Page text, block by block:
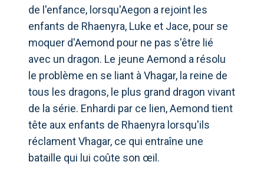
de l'enfance, lorsqu'Aegon a rejoint les
enfants de Rhaenyra, Luke et Jace, pour se
moquer d'Aemond pour ne pas s'être lié
avec un dragon. Le jeune Aemond a résolu
le problème en se liant à Vhagar, la reine de
tous les dragons, le plus grand dragon vivant
de la série. Enhardi par ce lien, Aemond tient
tête aux enfants de Rhaenyra lorsqu'ils
réclament Vhagar, ce qui entraîne une
bataille qui lui coûte son œil.